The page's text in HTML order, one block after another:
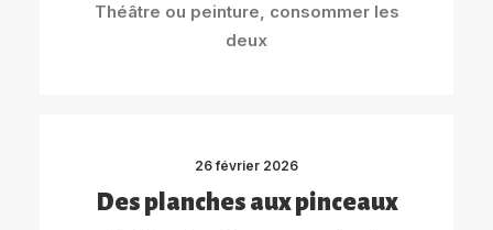
Théâtre ou peinture, consommer les
deux
26 février 2026
Des planches aux pinceaux